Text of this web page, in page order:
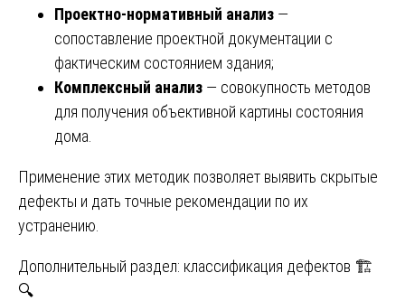
Проектно-нормативный анализ —
сопоставление проектной документации с
фактическим состоянием здания;
Комплексный анализ — совокупность методов
для получения объективной картины состояния
дома.
Применение этих методик позволяет выявить скрытые
дефекты и дать точные рекомендации по их
устранению.
Дополнительный раздел: классификация дефектов 🏗️
🔍